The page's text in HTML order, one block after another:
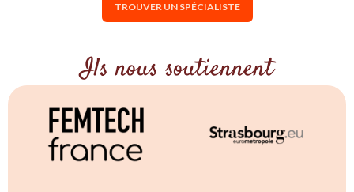
TROUVER UN SPÉCIALISTE
Ils nous soutiennent